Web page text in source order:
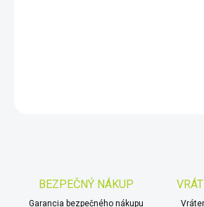
BEZPEČNÝ NÁKUP
Garancia bezpečného nákupu